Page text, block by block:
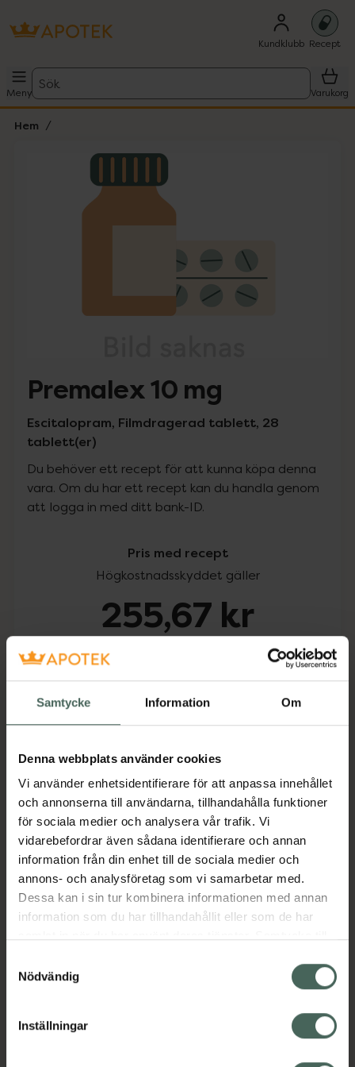
Samtycke Information Om
Denna webbplats använder cookies
Vi använder enhetsidentifierare för att anpassa innehållet
och annonserna till användarna, tillhandahålla funktioner
för sociala medier och analysera vår trafik. Vi
vidarebefordrar även sådana identifierare och annan
information från din enhet till de sociala medier och
annons- och analysföretag som vi samarbetar med.
Dessa kan i sin tur kombinera informationen med annan
information som du har tillhandahållit eller som de har
återkalla ditt samtycke via webbplatsens
cookieinställningar. Ett återkallat samtycke påverkar inte
lagligheten av behandling som skett innan återkallelsen.
Nödvändig
Inställningar
Kundklubb Recept
Meny
Sök
Varukorg
Hem
Lista: . Innehåller 1 objekt.
Premalex 10 mg
Escitalopram, Filmdragerad tablett, 28
tablett(er)
Du behöver ett recept för att kunna köpa denna
vara. Om du har ett recept kan du handla genom
att logga in med ditt bank-ID.
Pris med recept
Högkostnadsskyddet gäller
255,67 kr
Köp via ditt recept
Beskrivning Dölj
Läs alltid bipacksedeln innan
användning.
EAN:05702150147110
Visa